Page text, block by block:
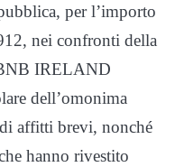
per l’importo
nei confronti della
IRELAND
dell’omonima
affitti brevi, nonché
hanno rivestito